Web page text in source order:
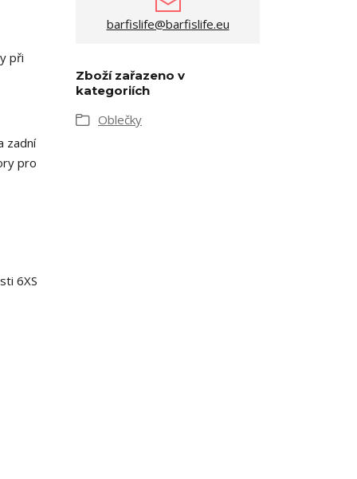
při
zadní
pro
6XS
barfislife@barfislife.eu
Zboží zařazeno v
kategoriích
Oblečky